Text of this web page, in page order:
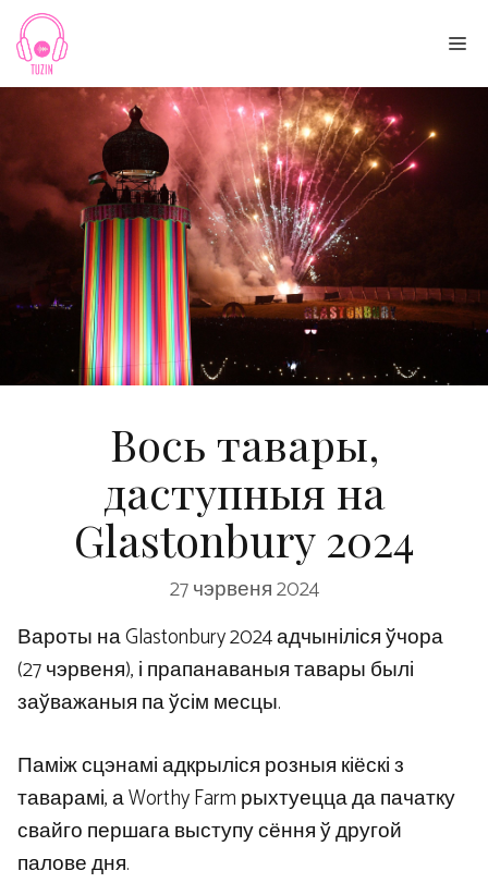
Skip
content
Вось тавары,
даступныя на
Glastonbury 2024
27 чэрвеня 2024
Вароты на Glastonbury 2024 адчыніліся ўчора
(27 чэрвеня), і прапанаваныя тавары былі
заўважаныя па ўсім месцы.
Паміж сцэнамі адкрыліся розныя кіёскі з
таварамі, а Worthy Farm рыхтуецца да пачатку
свайго першага выступу сёння ў другой
палове дня.